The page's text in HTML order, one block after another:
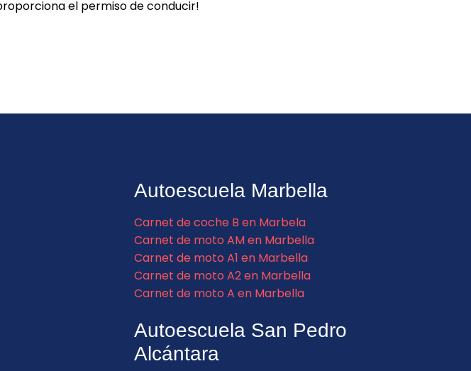
el permiso de conducir!
Autoescuela Marbella
Carnet de coche B en Marbela
Carnet de moto AM en Marbella
Carnet de moto A1 en Marbella
Carnet de moto A2 en Marbella
Carnet de moto A en Marbella
Autoescuela San Pedro
Alcántara